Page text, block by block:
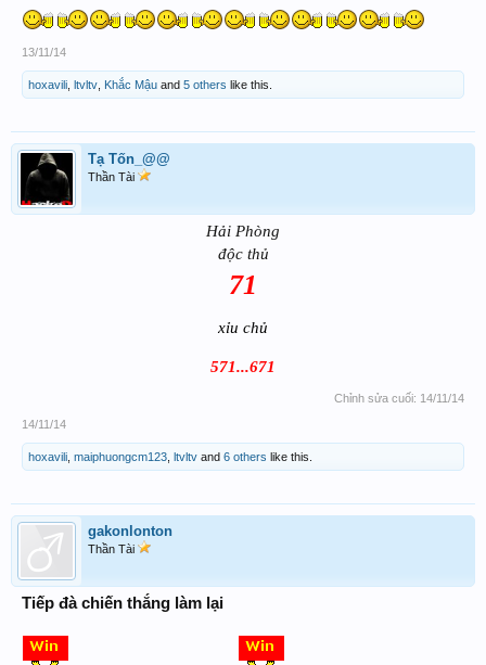
13/11/14
hoxavili ltvltv Khắc Mậu and 5 others like this.
Tạ Tốn_@@
Thần Tài
Hải Phòng
độc thủ
71
xỉu chủ
571...671
Chỉnh sửa cuối: 14/11/14
14/11/14
hoxavili maiphuongcm123 ltvltv and 6 others like this.
gakonlonton
Thần Tài
Tiếp đà chiến thắng làm lại